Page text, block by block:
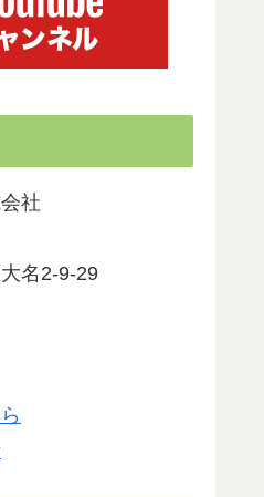
ました。
を抑えた
考えよう
んなこと
思いばか
ると気づ
た結果、
した。ホ
社
名2-9-29